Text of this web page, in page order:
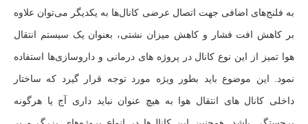
به فلنج‌های اضافی جهت اتصال عرضی کانال‌ها به یکدیگر می‌توان علاوه
بر کاهش افت فشار و کاهش میزان نشتی، بعنوان یک سیستم انتقال
هوا تمیز از این نوع کانال در پروژه های درمانی و داروسازی‌ها استفاده
نمود. این موضوع باید بطور ویژه مورد توجه قرار گیرد که ساختار
داخلی کانال های انتقال هوا به هیچ عنوان نباید داری آج یا هرگونه